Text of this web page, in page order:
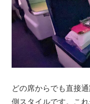
どの席からでも直接
側スタイルです。こ